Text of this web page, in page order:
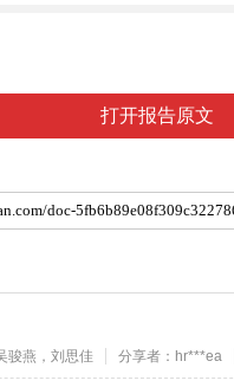
打开报告原文
骏燕，刘思佳 分享者：hr***ea